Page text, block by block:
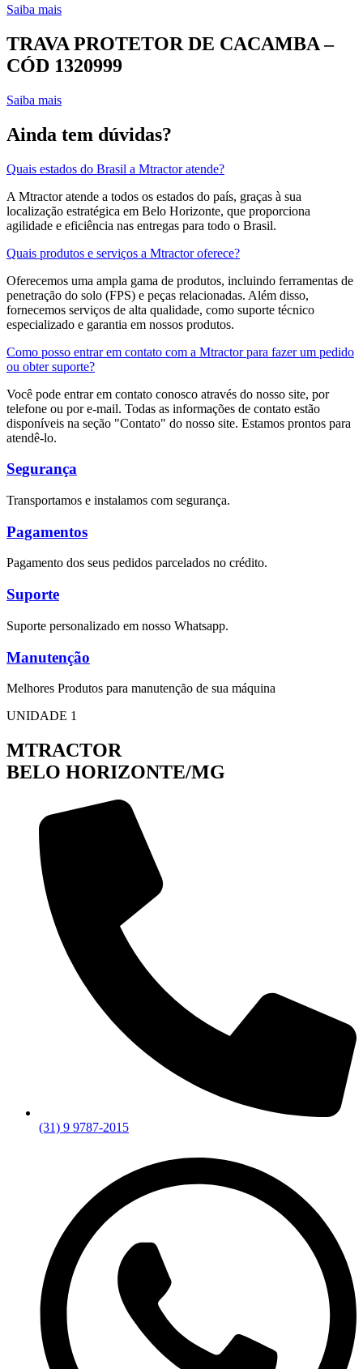
Saiba mais
TRAVA PROTETOR DE CACAMBA –
CÓD 1320999
Saiba mais
Ainda tem dúvidas?
Quais estados do Brasil a Mtractor atende?
A Mtractor atende a todos os estados do país, graças à sua
localização estratégica em Belo Horizonte, que proporciona
agilidade e eficiência nas entregas para todo o Brasil.
Quais produtos e serviços a Mtractor oferece?
Oferecemos uma ampla gama de produtos, incluindo ferramentas de
penetração do solo (FPS) e peças relacionadas. Além disso,
fornecemos serviços de alta qualidade, como suporte técnico
especializado e garantia em nossos produtos.
Como posso entrar em contato com a Mtractor para fazer um pedido
ou obter suporte?
Você pode entrar em contato conosco através do nosso site, por
telefone ou por e-mail. Todas as informações de contato estão
disponíveis na seção "Contato" do nosso site. Estamos prontos para
atendê-lo.
Segurança
Transportamos e instalamos com segurança.
Pagamentos
Pagamento dos seus pedidos parcelados no crédito.
Suporte
Suporte personalizado em nosso Whatsapp.
Manutenção
Melhores Produtos para manutenção de sua máquina
UNIDADE 1
MTRACTOR
BELO HORIZONTE/MG
(31) 9 9787-2015